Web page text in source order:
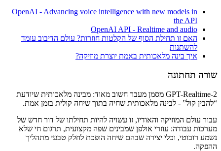
OpenAI - Advancing voice intelligence with new models in
the API
OpenAI API - Realtime and audio
האם זו תחילת הסוף של הקלטות חוזרות? עולם הדיבוב עומד
להשתנות
איך בינה מלאכותית באמת יוצרת מוזיקה?
שורה תחתונה
GPT-Realtime-2 מסמן מעבר חשוב מאוד: מבינה מלאכותית שיודעת
“להבין קול” - לבינה מלאכותית שחיה בתוך שיחה קולית בזמן אמת.
עבור עולם המוזיקה והאודיו, זו עשויה להיות תחילתו של דור חדש של
מערכות עבודה: עוזרי אולפן שמבינים שפה מקצועית, תרגום חי שלא
נשמע רובוטי, וכלי יצירה שבהם שיחה הופכת לחלק טבעי מתהליך
ההפקה.